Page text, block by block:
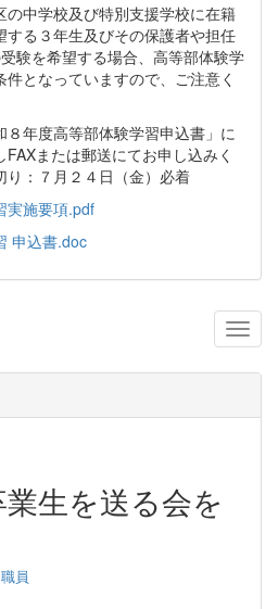
中学校及び特別支援学校に在籍
する３年生及びその保護者や担任
験を希望する場合、高等部体験学
となっていますので、ご注意く
年度高等部体験学習申込書」に
または郵送にてお申し込みく
：７月２４日（金）必着
実施要項.pdf
申込書.doc
業生を送る会を
職員